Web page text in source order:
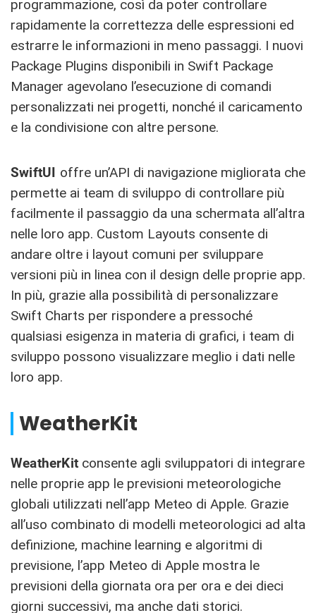
programmazione, così da poter controllare
rapidamente la correttezza delle espressioni ed
estrarre le informazioni in meno passaggi. I nuovi
Package Plugins disponibili in Swift Package
Manager agevolano l’esecuzione di comandi
personalizzati nei progetti, nonché il caricamento
e la condivisione con altre persone.
SwiftUI offre un’API di navigazione migliorata che
permette ai team di sviluppo di controllare più
facilmente il passaggio da una schermata all’altra
nelle loro app. Custom Layouts consente di
andare oltre i layout comuni per sviluppare
versioni più in linea con il design delle proprie app.
In più, grazie alla possibilità di personalizzare
Swift Charts per rispondere a pressoché
qualsiasi esigenza in materia di grafici, i team di
sviluppo possono visualizzare meglio i dati nelle
loro app.
WeatherKit
WeatherKit consente agli sviluppatori di integrare
nelle proprie app le previsioni meteorologiche
globali utilizzati nell’app Meteo di Apple. Grazie
all’uso combinato di modelli meteorologici ad alta
definizione, machine learning e algoritmi di
previsione, l’app Meteo di Apple mostra le
previsioni della giornata ora per ora e dei dieci
giorni successivi, ma anche dati storici.